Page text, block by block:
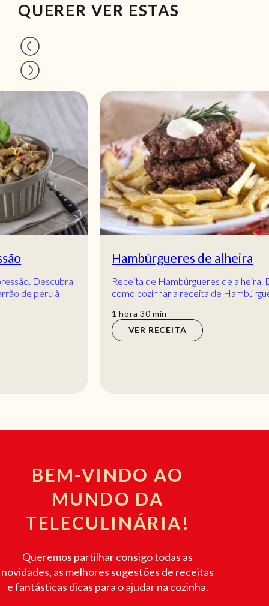
QUERER VER ESTAS
Hambúrgueres de alheira
Receita de Hambúrgueres de alheira. Descubra
como cozinhar a receita de Hambúrgueres de
BEM-VINDO AO
MUNDO DA
TELECULINÁRIA!
Queremos partilhar consigo todas as
novidades, as melhores sugestões de receitas
e fantásticas dicas para o ajudar na cozinha.